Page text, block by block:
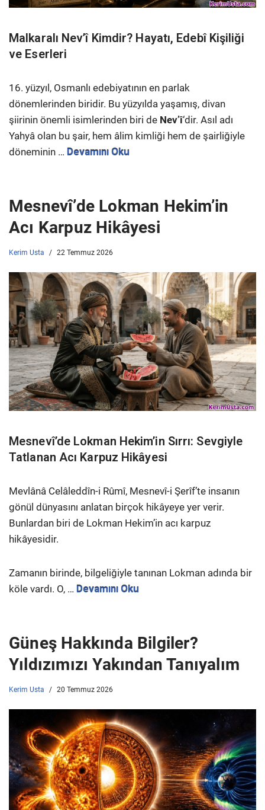
Malkaralı Nev’î Kimdir? Hayatı, Edebî Kişiliği
ve Eserleri
16. yüzyıl, Osmanlı edebiyatının en parlak
dönemlerinden biridir. Bu yüzyılda yaşamış, divan
şiirinin önemli isimlerinden biri de Nev’î‘dir. Asıl adı
Yahyâ olan bu şair, hem âlim kimliği hem de şairliğiyle
döneminin … Devamını Oku
Mesnevî’de Lokman Hekim’in
Acı Karpuz Hikâyesi
Kerim Usta 22 Temmuz 2026
Mesnevî’de Lokman Hekim’in Sırrı: Sevgiyle
Tatlanan Acı Karpuz Hikâyesi
Mevlânâ Celâleddîn-i Rûmî, Mesnevî-i Şerîf’te insanın
gönül dünyasını anlatan birçok hikâyeye yer verir.
Bunlardan biri de Lokman Hekim’in acı karpuz
hikâyesidir.
Zamanın birinde, bilgeliğiyle tanınan Lokman adında bir
köle vardı. O, … Devamını Oku
Güneş Hakkında Bilgiler?
Yıldızımızı Yakından Tanıyalım
Kerim Usta 20 Temmuz 2026